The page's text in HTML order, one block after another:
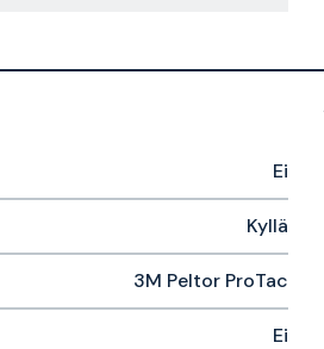
Ei
Kyllä
3M Peltor ProTac
Ei